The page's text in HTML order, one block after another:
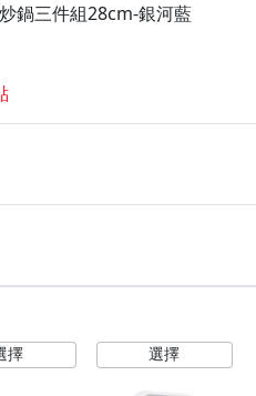
鍋三件組28cm-銀河藍